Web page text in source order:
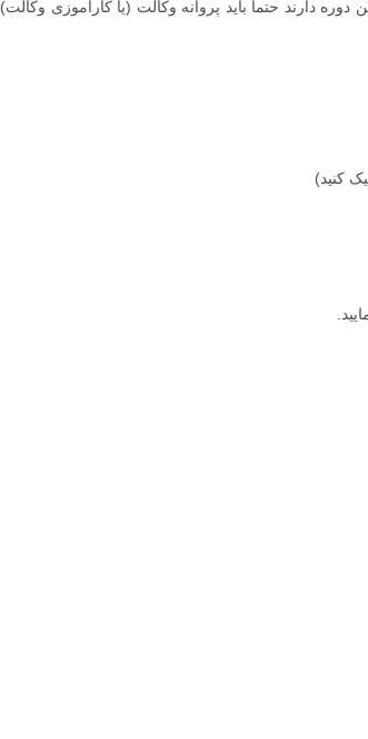
دارند حتما باید پروانه وکالت (یا کارآموزی وکالت)
کنید)